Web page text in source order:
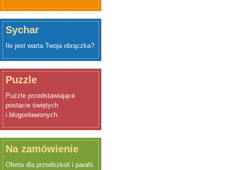
Sychar
Ile jest warta Twoja obrączka?
Puzzle
Puzzle przedstawiające
postacie świętych
i błogosławionych.
Na zamówienie
Oferta dla przedszkoli i parafii